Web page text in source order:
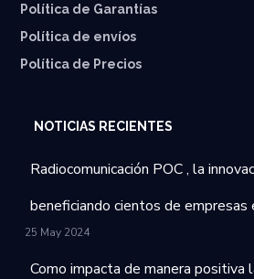
Política de Garantías
⁠Política de envíos
Política de Precios
NOTICIAS RECIENTES
Radiocomunicación POC , la
beneficiando cientos de empresas
25 May 2024
Como impacta de manera positiva